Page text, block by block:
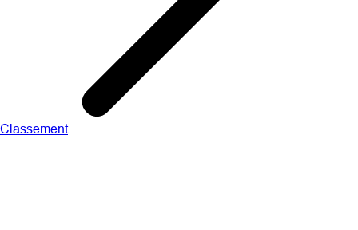
Classement